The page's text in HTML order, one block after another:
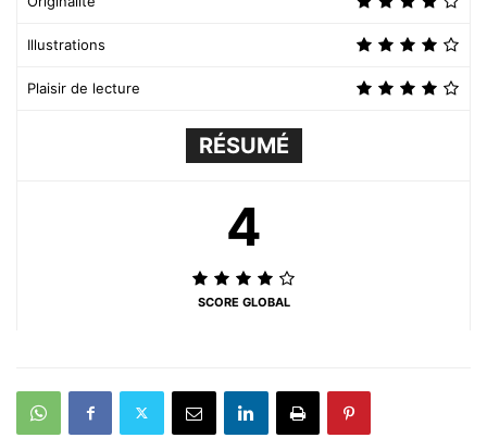
Illustrations
Plaisir de lecture
RÉSUMÉ
4
SCORE GLOBAL